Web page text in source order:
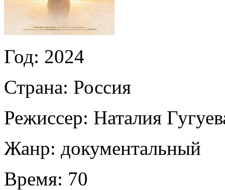
Год: 2024
Страна: Россия
Режиссер: Наталия
Жанр: документальный
Время: 70